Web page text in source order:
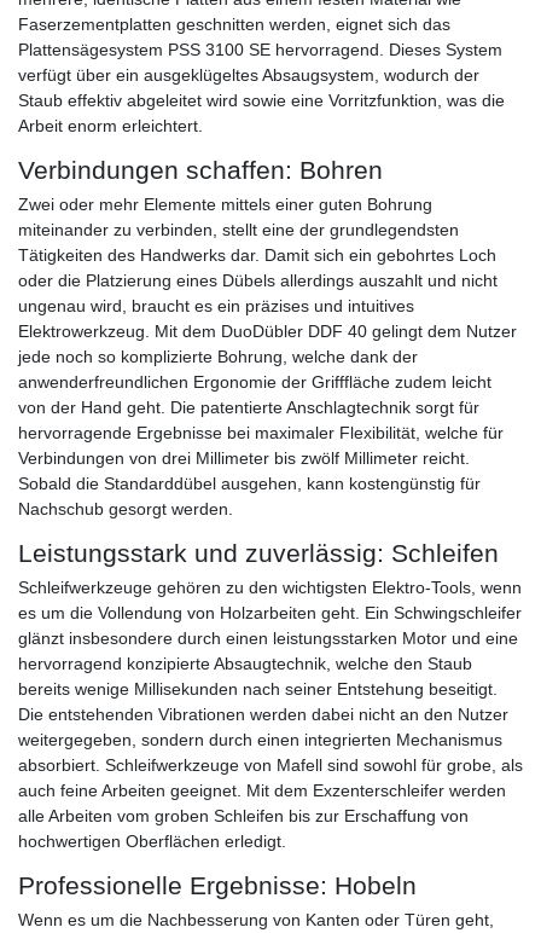
Faserzementplatten geschnitten werden, eignet sich das
Plattensägesystem PSS 3100 SE hervorragend. Dieses System
verfügt über ein ausgeklügeltes Absaugsystem, wodurch der
Staub effektiv abgeleitet wird sowie eine Vorritzfunktion, was die
Arbeit enorm erleichtert.
Verbindungen schaffen: Bohren
Zwei oder mehr Elemente mittels einer guten Bohrung
miteinander zu verbinden, stellt eine der grundlegendsten
Tätigkeiten des Handwerks dar. Damit sich ein gebohrtes Loch
oder die Platzierung eines Dübels allerdings auszahlt und nicht
ungenau wird, braucht es ein präzises und intuitives
Elektrowerkzeug. Mit dem DuoDübler DDF 40 gelingt dem Nutzer
jede noch so komplizierte Bohrung, welche dank der
anwenderfreundlichen Ergonomie der Grifffläche zudem leicht
von der Hand geht. Die patentierte Anschlagtechnik sorgt für
hervorragende Ergebnisse bei maximaler Flexibilität, welche für
Verbindungen von drei Millimeter bis zwölf Millimeter reicht.
Sobald die Standarddübel ausgehen, kann kostengünstig für
Nachschub gesorgt werden.
Leistungsstark und zuverlässig: Schleifen
Schleifwerkzeuge gehören zu den wichtigsten Elektro-Tools, wenn
es um die Vollendung von Holzarbeiten geht. Ein Schwingschleifer
glänzt insbesondere durch einen leistungsstarken Motor und eine
hervorragend konzipierte Absaugtechnik, welche den Staub
bereits wenige Millisekunden nach seiner Entstehung beseitigt.
Die entstehenden Vibrationen werden dabei nicht an den Nutzer
weitergegeben, sondern durch einen integrierten Mechanismus
absorbiert. Schleifwerkzeuge von Mafell sind sowohl für grobe, als
auch feine Arbeiten geeignet. Mit dem Exzenterschleifer werden
alle Arbeiten vom groben Schleifen bis zur Erschaffung von
hochwertigen Oberflächen erledigt.
Professionelle Ergebnisse: Hobeln
Wenn es um die Nachbesserung von Kanten oder Türen geht,